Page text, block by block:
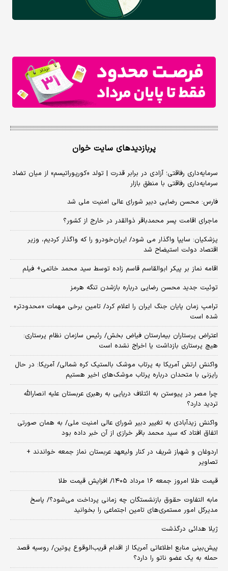
پربازدیدهای سایت خوان
سرمایه‌داری رفاقتی؛ آزادی در برابر قدرت | تولد «کورپوراتیسم» از میان تضاد
سرمایه‌داری رفاقتی با منطق بازار
فارس: محسن رضایی دبیر شورای عالی امنیت ملی شد
ماجرای اقامت پسر محمدباقر ذوالقدر در خارج از کشور؟
پزشکیان: سایپا واگذار می شود/ ایران‌خودرو را که واگذار کردیم، وزیر
اقتصاد دولت استیضاح شد
اقامه نماز بر پیکر ابوالقاسم قاسم زاده توسط سید محمد خاتمی+ فیلم
توئیت جدید محسن رضایی درباره بازشدن تنگه هرمز
ترامپ زمان پایان جنگ ایران را اعلام کرد/ تامین برخی مهمات «محدودتر»
شده است
اعتراض پرستاران بیمارستان فیاض بخش/ رئیس سازمان نظام پرستاری:
هیچ پرستاری بازداشت یا اخراج نشده است
واکنش ارتش آمریکا به پرتاب موشک بالستیک کره شمالی/ آمریکا: در حال
رایزنی با متحدان درباره پرتاب موشک‌های اخیر هستیم
چرا مصر در پیوستن به ائتلاف دریایی به رهبری عربستان علیه انصارالله
تردید دارد؟
واکنش زیدآبادی به تغییر دبیر شورای عالی امنیت ملی/ به همان صورتی
اتفاق افتاد که سید محمد باقر خرازی از آن خبر داده بود
اردوغان و شهباز شریف در کنار ولیعهد عربستان نماز جمعه خواندند +
تصاویر
قیمت طلا امروز جمعه ۱۶ مرداد ۱۴۰۵/ افزایش قیمت طلا
مابه التفاوت حقوق بازنشستگان چه زمانی پرداخت می‌شود؟/ پاسخ
مدیرکل امور مستمری‌های تامین اجتماعی را بخوانید
ژیلا هدائی درگذشت
پیش‌بینی منابع اطلاعاتی آمریکا از اقدام قریب‌الوقوع پوتین/ روسیه قصد
حمله به یک عضو ناتو را دارد؟